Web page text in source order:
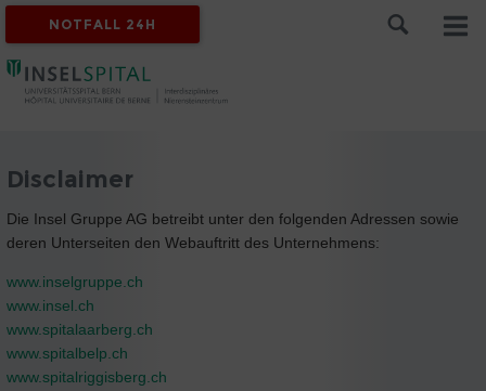
NOTFALL 24H
Disclaimer
Die Insel Gruppe AG betreibt unter den folgenden Adressen sowie
deren Unterseiten den Webauftritt des Unternehmens:
www.inselgruppe.ch
www.insel.ch
www.spitalaarberg.ch
www.spitalbelp.ch
www.spitalriggisberg.ch